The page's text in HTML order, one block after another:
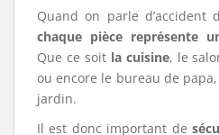
Quand on parle d’accident
chaque pièce représente
Que ce soit la cuisine, le
ou encore le bureau de papa,
jardin.
Il est donc important de